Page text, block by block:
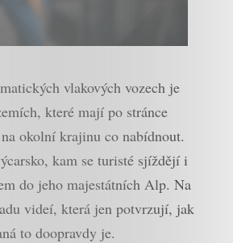
vlakových vozech je
které mají po stránce
okolní krajinu co nabídnout.
kam se turisté sjíždějí i
do jeho majestátních Alp. Na
videí, která jen potvrzují, jak
to doopravdy je.